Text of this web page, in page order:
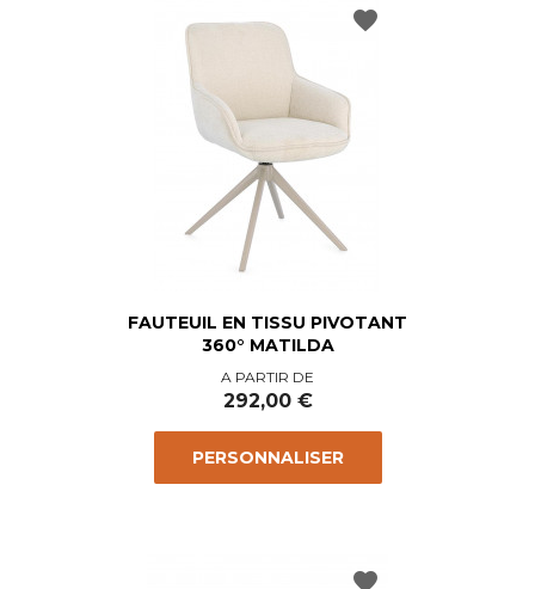
FAUTEUIL EN TISSU PIVOTANT
360° MATILDA
Prix
A PARTIR DE
292,00 €
PERSONNALISER
favorite
favorite